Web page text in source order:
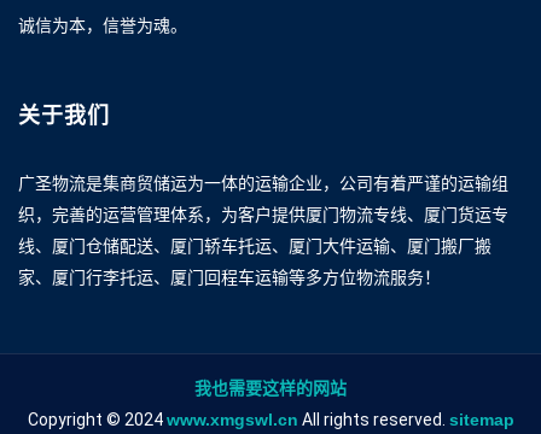
诚信为本，信誉为魂。
关于我们
广圣物流是集商贸储运为一体的运输企业，公司有着严谨的运输组
织，完善的运营管理体系，为客户提供厦门物流专线、厦门货运专
线、厦门仓储配送、厦门轿车托运、厦门大件运输、厦门搬厂搬
家、厦门行李托运、厦门回程车运输等多方位物流服务！
我也需要这样的网站
Copyright © 2024www.xmgswl.cn All rights reserved. sitemap